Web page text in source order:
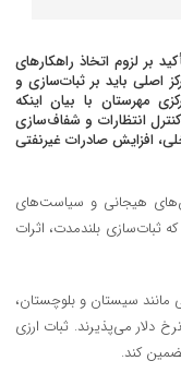
بر لزوم اتخاذ راهکارهای
اصلی باید بر ثبات‌سازی و
مهرستان با بیان اینکه
انتظارات و شفاف‌سازی
افزایش صادرات غیرنفتی
هیجانی و سیاست‌های
ثبات‌سازی بلندمدت، اثرات
مانند سیستان و بلوچستان،
دلار می‌پذیرند. ثبات ارزی
کند.